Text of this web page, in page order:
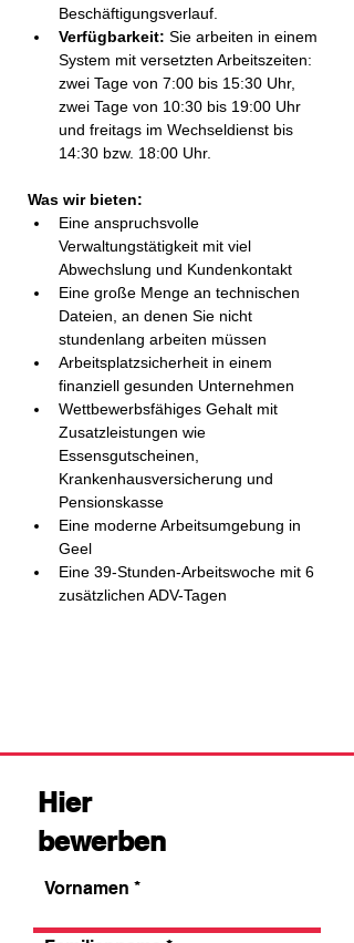
Beschäftigungsverlauf.
Verfügbarkeit: Sie arbeiten in einem
System mit versetzten Arbeitszeiten:
zwei Tage von 7:00 bis 15:30 Uhr,
zwei Tage von 10:30 bis 19:00 Uhr
und freitags im Wechseldienst bis
14:30 bzw. 18:00 Uhr.
Was wir bieten:
Eine anspruchsvolle
Verwaltungstätigkeit mit viel
Abwechslung und Kundenkontakt
Eine große Menge an technischen
Dateien, an denen Sie nicht
stundenlang arbeiten müssen
Arbeitsplatzsicherheit in einem
finanziell gesunden Unternehmen
Wettbewerbsfähiges Gehalt mit
Zusatzleistungen wie
Essensgutscheinen,
Krankenhausversicherung und
Pensionskasse
Eine moderne Arbeitsumgebung in
Geel
Eine 39-Stunden-Arbeitswoche mit 6
zusätzlichen ADV-Tagen
Hier
bewerben
Vornamen